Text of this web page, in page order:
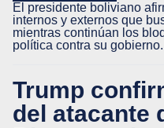
El presidente boliviano
internos y externos que
mientras continúan los
política contra su gobierno.
Trump
del atacante